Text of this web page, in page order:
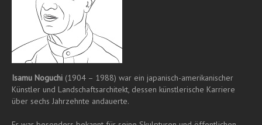
Isamu Noguchi (1904 – 1988) war ein japanisch-amerikanischer
Künstler und Landschaftsarchitekt, dessen künstlerische Karriere
über sechs Jahrzehnte andauerte.